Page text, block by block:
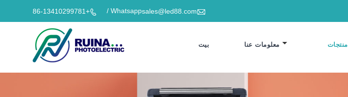

sales@led88.com
Whatsapp /

+86-13410299781
بيت معلومات عنا منتجات